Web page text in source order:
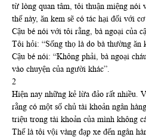
từ lòng quan tâm, tôi thuận miệng nói
thế này, ăn kem sẽ có tác hại đối với cơ
Cậu bé nói với tôi rằng, bà ngoại của
Tôi hỏi: “Sống thọ là do bà thường ăn
Cậu bé nói: “Không phải, bà ngoại
vào chuyện của người khác”.
2
Hiện nay những kẻ lừa đảo rất nhiều.
rằng có một số chủ tài khoản ngân
triệu trong tài khoản của mình không
Thế là tôi vội vàng đạp xe đến ngân